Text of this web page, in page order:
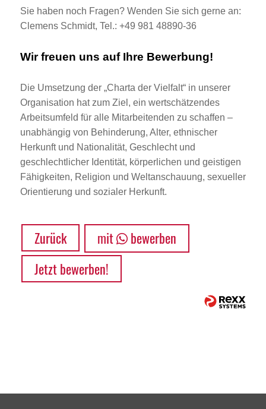
Sie haben noch Fragen? Wenden Sie sich gerne an:
Clemens Schmidt, Tel.: +49 981 48890-36
Wir freuen uns auf Ihre Bewerbung!
Die Umsetzung der „Charta der Vielfalt“ in unserer
Organisation hat zum Ziel, ein wertschätzendes
Arbeitsumfeld für alle Mitarbeitenden zu schaffen –
unabhängig von Behinderung, Alter, ethnischer
Herkunft und Nationalität, Geschlecht und
geschlechtlicher Identität, körperlichen und geistigen
Fähigkeiten, Religion und Weltanschauung, sexueller
Orientierung und sozialer Herkunft.
Zurück mit
bewerben
Jetzt bewerben!